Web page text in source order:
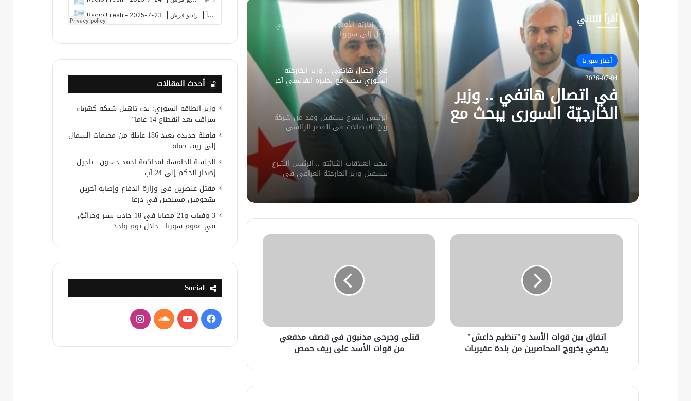
أقرأ التالي
أخبار سوريا
2026-07-04
في اتصال هاتفي .. وزير
الخارجيّة السوري يبحث مع
نظيره الفرنسي آخر التطورات.
في زيارته الأولى .. الرئيس الفرنسي
يصل إلى سوريا.
في اتصال هاتفي .. وزير الخارجيّة
السوري يبحث مع نظيره الفرنسي آخر
التطورات.
الرئيس الشرع يستقبل وفد من شركة
زين للاتصالات في القصر الرئاسي.
لبحث العلاقات الثنائيّة .. الرئيس الشرع
يتسقبل وزير الخارجيّة العراقي في
سوريا.. الهيئة الألمانيّة تنظم فعاليّة
القنصليّة .. أمريكا تمنح الاعتماد القنصلي
للسفارة السوريّة في واشنطن.
الإحتلال الإسرائيلي يتحرك في جبل
في قلعة جندل
اتفاق بين قوات الأسد و"تنظيم داعش"
يقضي بخروج المحاصرين من بلدة عقيربات
قتلى وجرحى مدنيون في قصف مدفعي
من قوات الأسد على ريف حمص
أحدث المقالات
وزير الطاقة السوري: بدء تاهيل شبكة كهرباء
سراقب بعد انقطاع 14 عاما”
قافلة جديدة تعيد 186 عائلة من مخيمات الشمال
إلى ريف حماة
الجلسة الخامسة لمحاكمة احمد حسون.. تاجيل
إصدار الحكم إلى 24 آب
مقتل عنصرين في وزارة الدفاع وإصابة آخرين
بهجومين مسلحين في درعا
3 وفيات و21 مصابا في 18 حادث سير وحرائق
في عموم سوريا.. خلال يوم واحد
Social
فيسبوكيوتيوبساوندانستقرام